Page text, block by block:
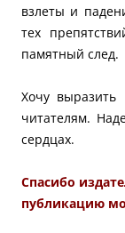
взлеты и
тех
памятный след.
Хочу выразить
читателям.
сердцах.
Спасибо
публикацию